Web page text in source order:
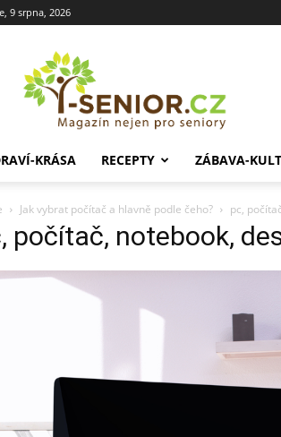
9 srpna, 2026
KRÁSA RECEPTY ZÁBAVA-
Jak vybrat počítač a hlavně podle čeho? pc,
počítač, notebook,